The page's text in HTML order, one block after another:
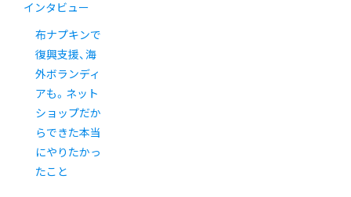
インタビュー
布ナプキンで
復興支援、海
外ボランディ
アも。ネット
ショップだか
らできた本当
にやりたかっ
たこと